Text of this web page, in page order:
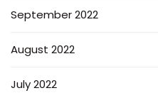
September 2022
August 2022
July 2022